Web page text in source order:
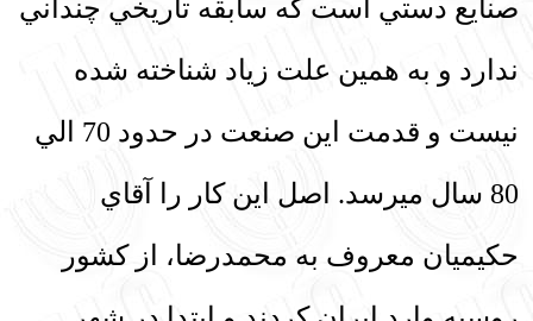
صنايع دستي است كه سابقه تاريخي چنداني
ندارد و به همين علت زياد شناخته شده
نيست و قدمت اين صنعت در حدود 70 الي
80 سال مي‏رسد. اصل اين كار را آقاي
حكيميان معروف به محمدرضا، از كشور